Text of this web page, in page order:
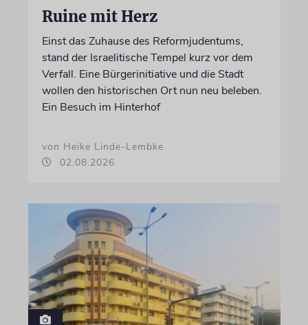
Ruine mit Herz
Einst das Zuhause des Reformjudentums,
stand der Israelitische Tempel kurz vor dem
Verfall. Eine Bürgerinitiative und die Stadt
wollen den historischen Ort nun neu beleben.
Ein Besuch im Hinterhof
von Heike Linde-Lembke
02.08.2026